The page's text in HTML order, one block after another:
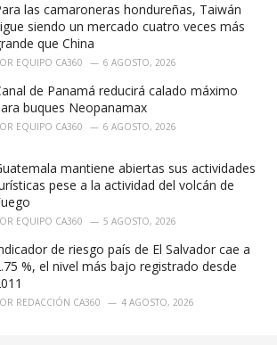
las camaroneras hondureñas, Taiwán
siendo un mercado cuatro veces más
que China
EQUIPO CA360 6 AGOSTO, 2026
de Panamá reducirá calado máximo
buques Neopanamax
EQUIPO CA360 6 AGOSTO, 2026
mantiene abiertas sus actividades
pese a la actividad del volcán de
EQUIPO CA360 5 AGOSTO, 2026
de riesgo país de El Salvador cae a
%, el nivel más bajo registrado desde
REDACCIÓN CA360 4 AGOSTO, 2026